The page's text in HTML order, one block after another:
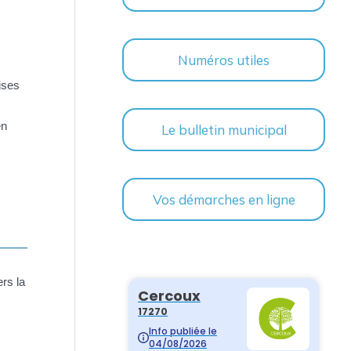
la
Numéros utiles
Le bulletin municipal
Vos démarches en ligne